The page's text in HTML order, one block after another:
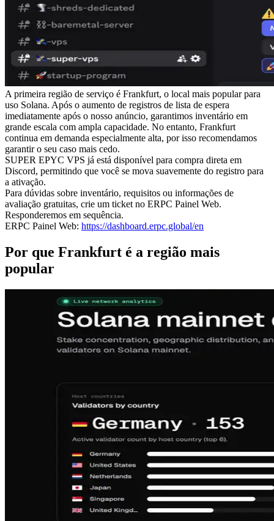
A primeira região de serviço é Frankfurt, o local mais popular para
uso Solana. Após o aumento de registros de lista de espera
imediatamente após o nosso anúncio, garantimos inventário em
grande escala com ampla capacidade. No entanto, Frankfurt
continua em demanda especialmente alta, por isso recomendamos
garantir o seu caso mais cedo.
SUPER EPYC VPS já está disponível para compra direta em
Discord, permitindo que você se mova suavemente do registro para
a ativação.
Para dúvidas sobre inventário, requisitos ou informações de
avaliação gratuitas, crie um ticket no ERPC Painel Web.
Responderemos em sequência.
ERPC Painel Web: https://dashboard.erpc.global/en
Por que Frankfurt é a região mais
popular